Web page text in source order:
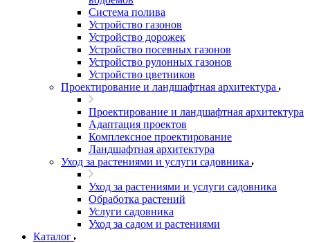
Система полива
Устройство газонов
Устройство дорожек
Устройство посевных газонов
Устройство рулонных газонов
Устройство цветников
Проектирование и ландшафтная архитектура
Проектирование и ландшафтная архитектура
Адаптация проектов
Комплексное проектирование
Ландшафтная архитектура
Уход за растениями и услуги садовника
Уход за растениями и услуги садовника
Обработка растений
Услуги садовника
Уход за садом и растениями
Каталог